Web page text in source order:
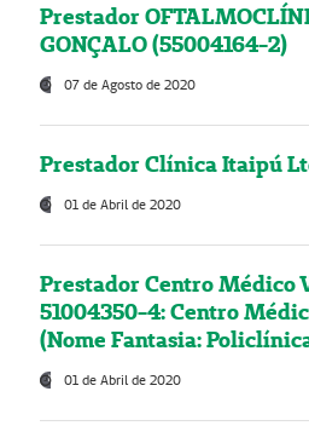
Prestador
GONÇALO (55004164-2)
07 de Agosto de 2020
Prestador Clínica Itaipú
01 de Abril de 2020
Prestador Centro Médico
51004350-4: Centro
(Nome Fantasia:
01 de Abril de 2020